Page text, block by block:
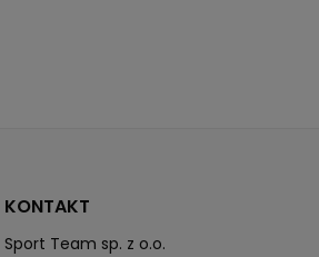
KONTAKT
Sport Team sp. z o.o.